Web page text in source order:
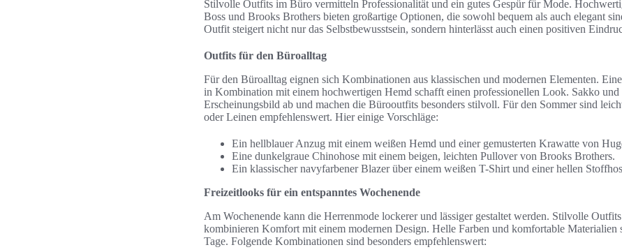
Stilvolle Outfits im Büro vermitteln Professionalität und ein gutes Gespür für Mode.
Boss und Brooks Brothers bieten großartige Optionen, die sowohl bequem als auch elegant
Outfit steigert nicht nur das Selbstbewusstsein, sondern hinterlässt auch einen positiven
Outfits für den Büroalltag
Für den Büroalltag eignen sich Kombinationen aus klassischen und modernen Elementen.
in Kombination mit einem hochwertigen Hemd schafft einen professionellen Look. Sakko und
Erscheinungsbild ab und machen die Bürooutfits besonders stilvoll. Für den Sommer sind
oder Leinen empfehlenswert. Hier einige Vorschläge:
Ein hellblauer Anzug mit einem weißen Hemd und einer gemusterten Krawatte von
Eine dunkelgraue Chinohose mit einem beigen, leichten Pullover von Brooks Brothers.
Ein klassischer navyfarbener Blazer über einem weißen T-Shirt und einer hellen
Freizeitlooks für ein entspanntes Wochenende
Am Wochenende kann die Herrenmode lockerer und lässiger gestaltet werden. Stilvolle
kombinieren Komfort mit einem modernen Design. Helle Farben und komfortable Materialien
Tage. Folgende Kombinationen sind besonders empfehlenswert: